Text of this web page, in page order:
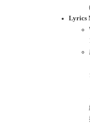
Lyrics